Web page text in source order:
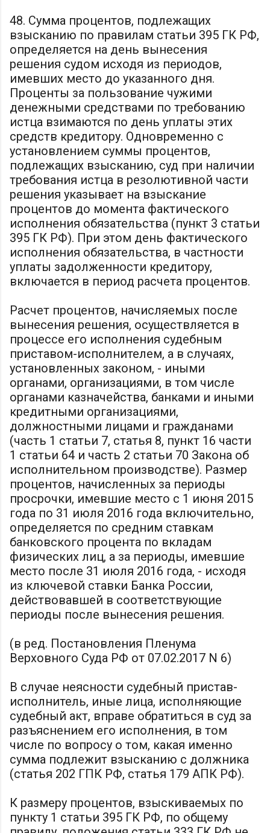
48. Сумма процентов, подлежащих
взысканию по правилам статьи 395 ГК РФ,
определяется на день вынесения
решения судом исходя из периодов,
имевших место до указанного дня.
Проценты за пользование чужими
денежными средствами по требованию
истца взимаются по день уплаты этих
средств кредитору. Одновременно с
установлением суммы процентов,
подлежащих взысканию, суд при наличии
требования истца в резолютивной части
решения указывает на взыскание
процентов до момента фактического
исполнения обязательства (пункт 3 статьи
395 ГК РФ). При этом день фактического
исполнения обязательства, в частности
уплаты задолженности кредитору,
включается в период расчета процентов.
Расчет процентов, начисляемых после
вынесения решения, осуществляется в
процессе его исполнения судебным
приставом-исполнителем, а в случаях,
установленных законом, - иными
органами, организациями, в том числе
органами казначейства, банками и иными
кредитными организациями,
должностными лицами и гражданами
(часть 1 статьи 7, статья 8, пункт 16 части
1 статьи 64 и часть 2 статьи 70 Закона об
исполнительном производстве). Размер
процентов, начисленных за периоды
просрочки, имевшие место с 1 июня 2015
года по 31 июля 2016 года включительно,
определяется по средним ставкам
банковского процента по вкладам
физических лиц, а за периоды, имевшие
место после 31 июля 2016 года, - исходя
из ключевой ставки Банка России,
действовавшей в соответствующие
периоды после вынесения решения.
(в ред. Постановления Пленума
Верховного Суда РФ от 07.02.2017 N 6)
В случае неясности судебный пристав-
исполнитель, иные лица, исполняющие
судебный акт, вправе обратиться в суд за
разъяснением его исполнения, в том
числе по вопросу о том, какая именно
сумма подлежит взысканию с должника
(статья 202 ГПК РФ, статья 179 АПК РФ).
К размеру процентов, взыскиваемых по
пункту 1 статьи 395 ГК РФ, по общему